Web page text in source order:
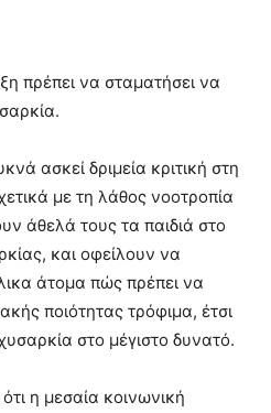
πρέπει να σταματήσει να
ασκεί δριμεία κριτική στη
με τη λάθος νοοτροπία
άθελά τους τα παιδιά στο
και οφείλουν να
άτομα πώς πρέπει να
ποιότητας τρόφιμα, έτσι
στο μέγιστο δυνατό.
η μεσαία κοινωνική